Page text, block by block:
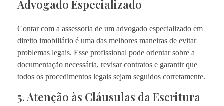
Advogado Especializado
Contar com a assessoria de um advogado especializado em
direito imobiliário é uma das melhores maneiras de evitar
problemas legais. Esse profissional pode orientar sobre a
documentação necessária, revisar contratos e garantir que
todos os procedimentos legais sejam seguidos corretamente.
5. Atenção às Cláusulas da Escritura